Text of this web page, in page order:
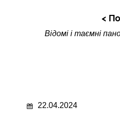
Відомі і таємні
22.04.2024